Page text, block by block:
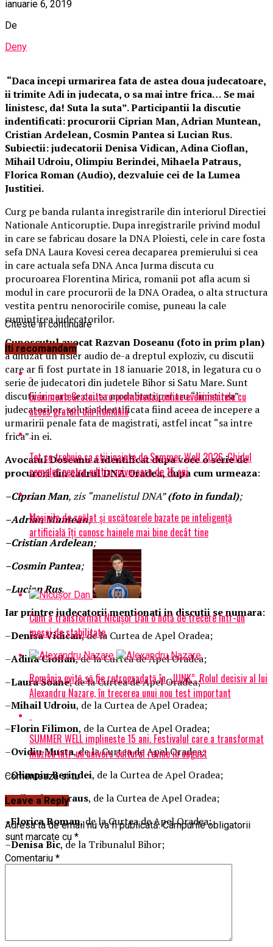
ianuarie 6, 2019
De
Deny
“Daca incepi urmarirea fata de astea doua judecatoare,
ii trimite Adi in judecata, o sa mai intre frica… Se mai
linistesc, da! Suta la suta”. Participantii la discutie
indentificati: procurorii Ciprian Man, Adrian Muntean,
Cristian Ardelean, Cosmin Pantea si Lucian Rus.
Subiectii: judecatorii Denisa Vidican, Adina Cioflan,
Mihail Udroiu, Olimpiu Berindei, Mihaela Patraus,
Florica Roman (Audio), dezvaluie cei de la Lumea
Justitiei.
Curg pe banda rulanta inregistrarile din interiorul Directiei
Nationale Anticoruptie. Dupa inregistrarile privind modul
in care se fabricau dosare la DNA Ploiesti, cele in care fosta
sefa DNA Laura Kovesi cerea decaparea premierului si cea
in care actuala sefa DNA Anca Jurma discuta cu
procuroarea Florentina Mirica, romanii pot afla acum si
modul in care procurorii de la DNA Oradea, o alta structura
vestita pentru nenorocirile comise, puneau la cale
cumintirea judecatorilor.
Cunoscutul avocat Razvan Doseanu (foto in prim plan)
a difuzat un fisier audio de-a dreptul exploziv, cu discutii
care ar fi fost purtate in 18 ianuarie 2018, in legatura cu o
serie de judecatori din judetele Bihor si Satu Mare. Sunt
discutii in care se cauta modalitati pentru “linistirea”
judecatorilor, solutia identificata fiind aceea de incepere a
urmaririi penale fata de magistrati, astfel incat “sa intre
frica” in ei.
Avocatul Doseanu a identificat dupa voce o serie de
procurori din cadrul DNA Oradea, dupa cum urmeaza:
–Ciprian Man, zis “manelistul DNA”(foto in fundal);
–Adrian Muntean;
–Cristian Ardelean;
–Cosmin Pantea;
–Lucian Rus.
Iar printre judecatorii mentionati in discutii se numara:
–Denisa Vidican, de la Curtea de Apel Oradea;
–Adina Cioflan, de la Curtea de Apel Oradea;
–Laura Soane, de la Curtea de Apel Oradea;
–Mihail Udroiu, de la Curtea de Apel Oradea;
–Florin Filimon, de la Curtea de Apel Oradea;
–Ovidiu Musta, de la Curtea de Apel Oradea;
–Olimpiu Berindei, de la Curtea de Apel Oradea;
–Mihaela Patraus, de la Curtea de Apel Oradea;
–Florica Roman, de la Curtea de Apel Oradea;
–Denisa Bic, de la Tribunalul Bihor;
–Vlad Marian, fost judecator la Tribunalul Bihor,
Citeste in continuare
Iti recomandam
EvenimenteGratuite.ro promovează online evenimentele cu
acces gratuit din România
Tot ce trebuie sa stii inainte de Summer Well 2026. Ghidul
complet pentru editia aniversara de 15 ani
Mașinile de spălat și uscătoarele bazate pe inteligență
artificială îți cunosc hainele mai bine decât tine
Cum a transformat Nicușor Dan o notă de trecere într-un
mesaj de stabilitate
România evită să fie retrogradată în „JUNK”. Rolul decisiv al lui
Alexandru Nazare, în trecerea unui nou test important
SUMMER WELL implineste 15 ani. Festivalul care a transformat
muzica intr-un univers cultural revine in august
Comenteaza si tu
Leave a Reply
Adresa ta de email nu va fi publicată. Câmpurile obligatorii
sunt marcate cu *
Comentariu *